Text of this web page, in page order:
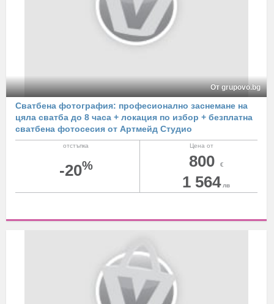
От grupovo.bg
Сватбена фотография: професионално заснемане на
цяла сватба до 8 часа + локация по избор + безплатна
сватбена фотосесия от Артмейд Студио
Цена от
800 €
1 564 лв
отстъпка
-20%